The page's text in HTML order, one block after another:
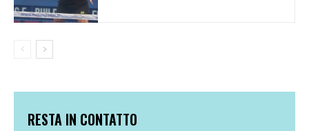
RESTA IN CONTATTO